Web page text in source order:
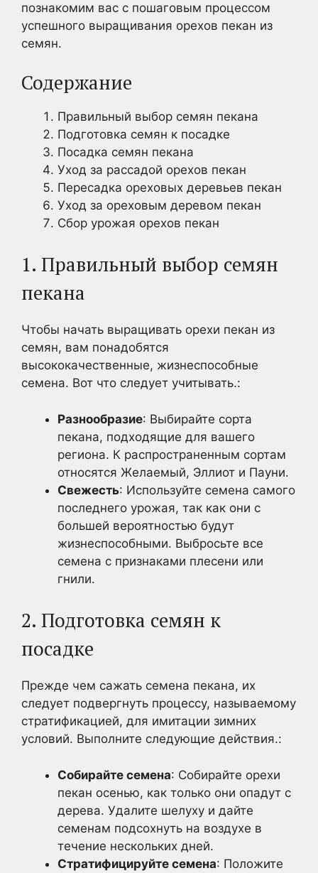
познакомим вас с пошаговым процессом
успешного выращивания орехов пекан из
семян.
Содержание
Правильный выбор семян пекана
Подготовка семян к посадке
Посадка семян пекана
Уход за рассадой орехов пекан
Пересадка ореховых деревьев пекан
Уход за ореховым деревом пекан
Сбор урожая орехов пекан
1. Правильный выбор семян
пекана
Чтобы начать выращивать орехи пекан из
семян, вам понадобятся
высококачественные, жизнеспособные
семена. Вот что следует учитывать.:
Разнообразие: Выбирайте сорта
пекана, подходящие для вашего
региона. К распространенным сортам
относятся Желаемый, Эллиот и Пауни.
Свежесть: Используйте семена самого
последнего урожая, так как они с
большей вероятностью будут
жизнеспособными. Выбросьте все
семена с признаками плесени или
гнили.
2. Подготовка семян к
посадке
Прежде чем сажать семена пекана, их
следует подвергнуть процессу, называемому
стратификацией, для имитации зимних
условий. Выполните следующие действия.:
Собирайте семена: Собирайте орехи
пекан осенью, как только они опадут с
дерева. Удалите шелуху и дайте
семенам подсохнуть на воздухе в
течение нескольких дней.
Стратифицируйте семена: Положите